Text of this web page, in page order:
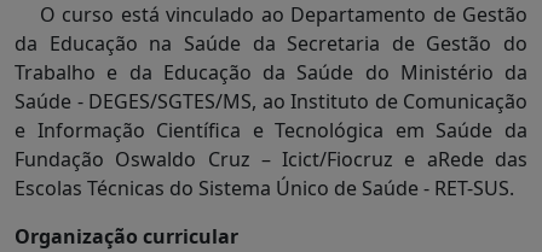
O curso está vinculado ao Departamento de Gestão
da Educação na Saúde da Secretaria de Gestão do
Trabalho e da Educação da Saúde do Ministério da
Saúde - DEGES/SGTES/MS, ao Instituto de Comunicação
e Informação Científica e Tecnológica em Saúde da
Fundação Oswaldo Cruz – Icict/Fiocruz e aRede das
Escolas Técnicas do Sistema Único de Saúde - RET-SUS.
Organização curricular